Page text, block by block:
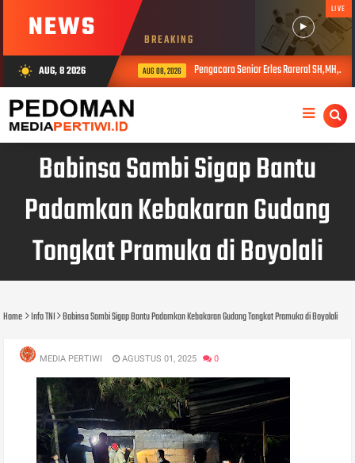
NEWS BREAKING
LIVE
wb_sunny AUG, 8 2026 AUG 08, 2026 Pengacara Senior Erles Rareral SH,MH,.:
Babinsa Sambi Sigap Bantu
Padamkan Kebakaran Gudang
Tongkat Pramuka di Boyolali
Home Info TNI Babinsa Sambi Sigap Bantu Padamkan Kebakaran Gudang Tongkat Pramuka di Boyolali
MEDIA PERTIWI AGUSTUS 01, 2025 0